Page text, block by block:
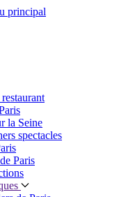
principal
la Seine
spectacles
Paris